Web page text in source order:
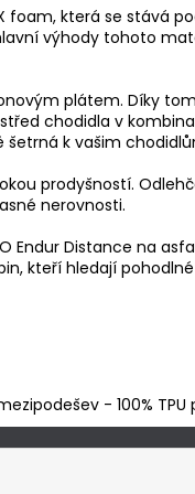
která se stává
výhody tohoto
plátem. Díky
chodidla v
k vašim
prodyšností.
nerovnosti.
Endur Distance na
kteří hledají
- 100%